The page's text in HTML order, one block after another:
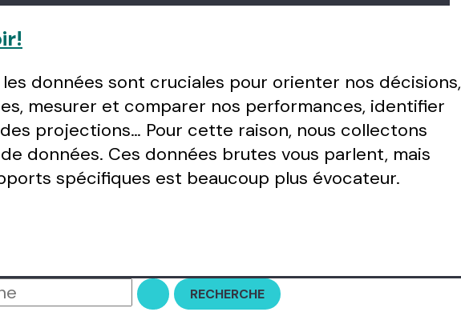
données sont cruciales pour orienter nos décisions,
mesurer et comparer nos performances, identifier
projections… Pour cette raison, nous collectons
données. Ces données brutes vous parlent, mais
spécifiques est beaucoup plus évocateur.